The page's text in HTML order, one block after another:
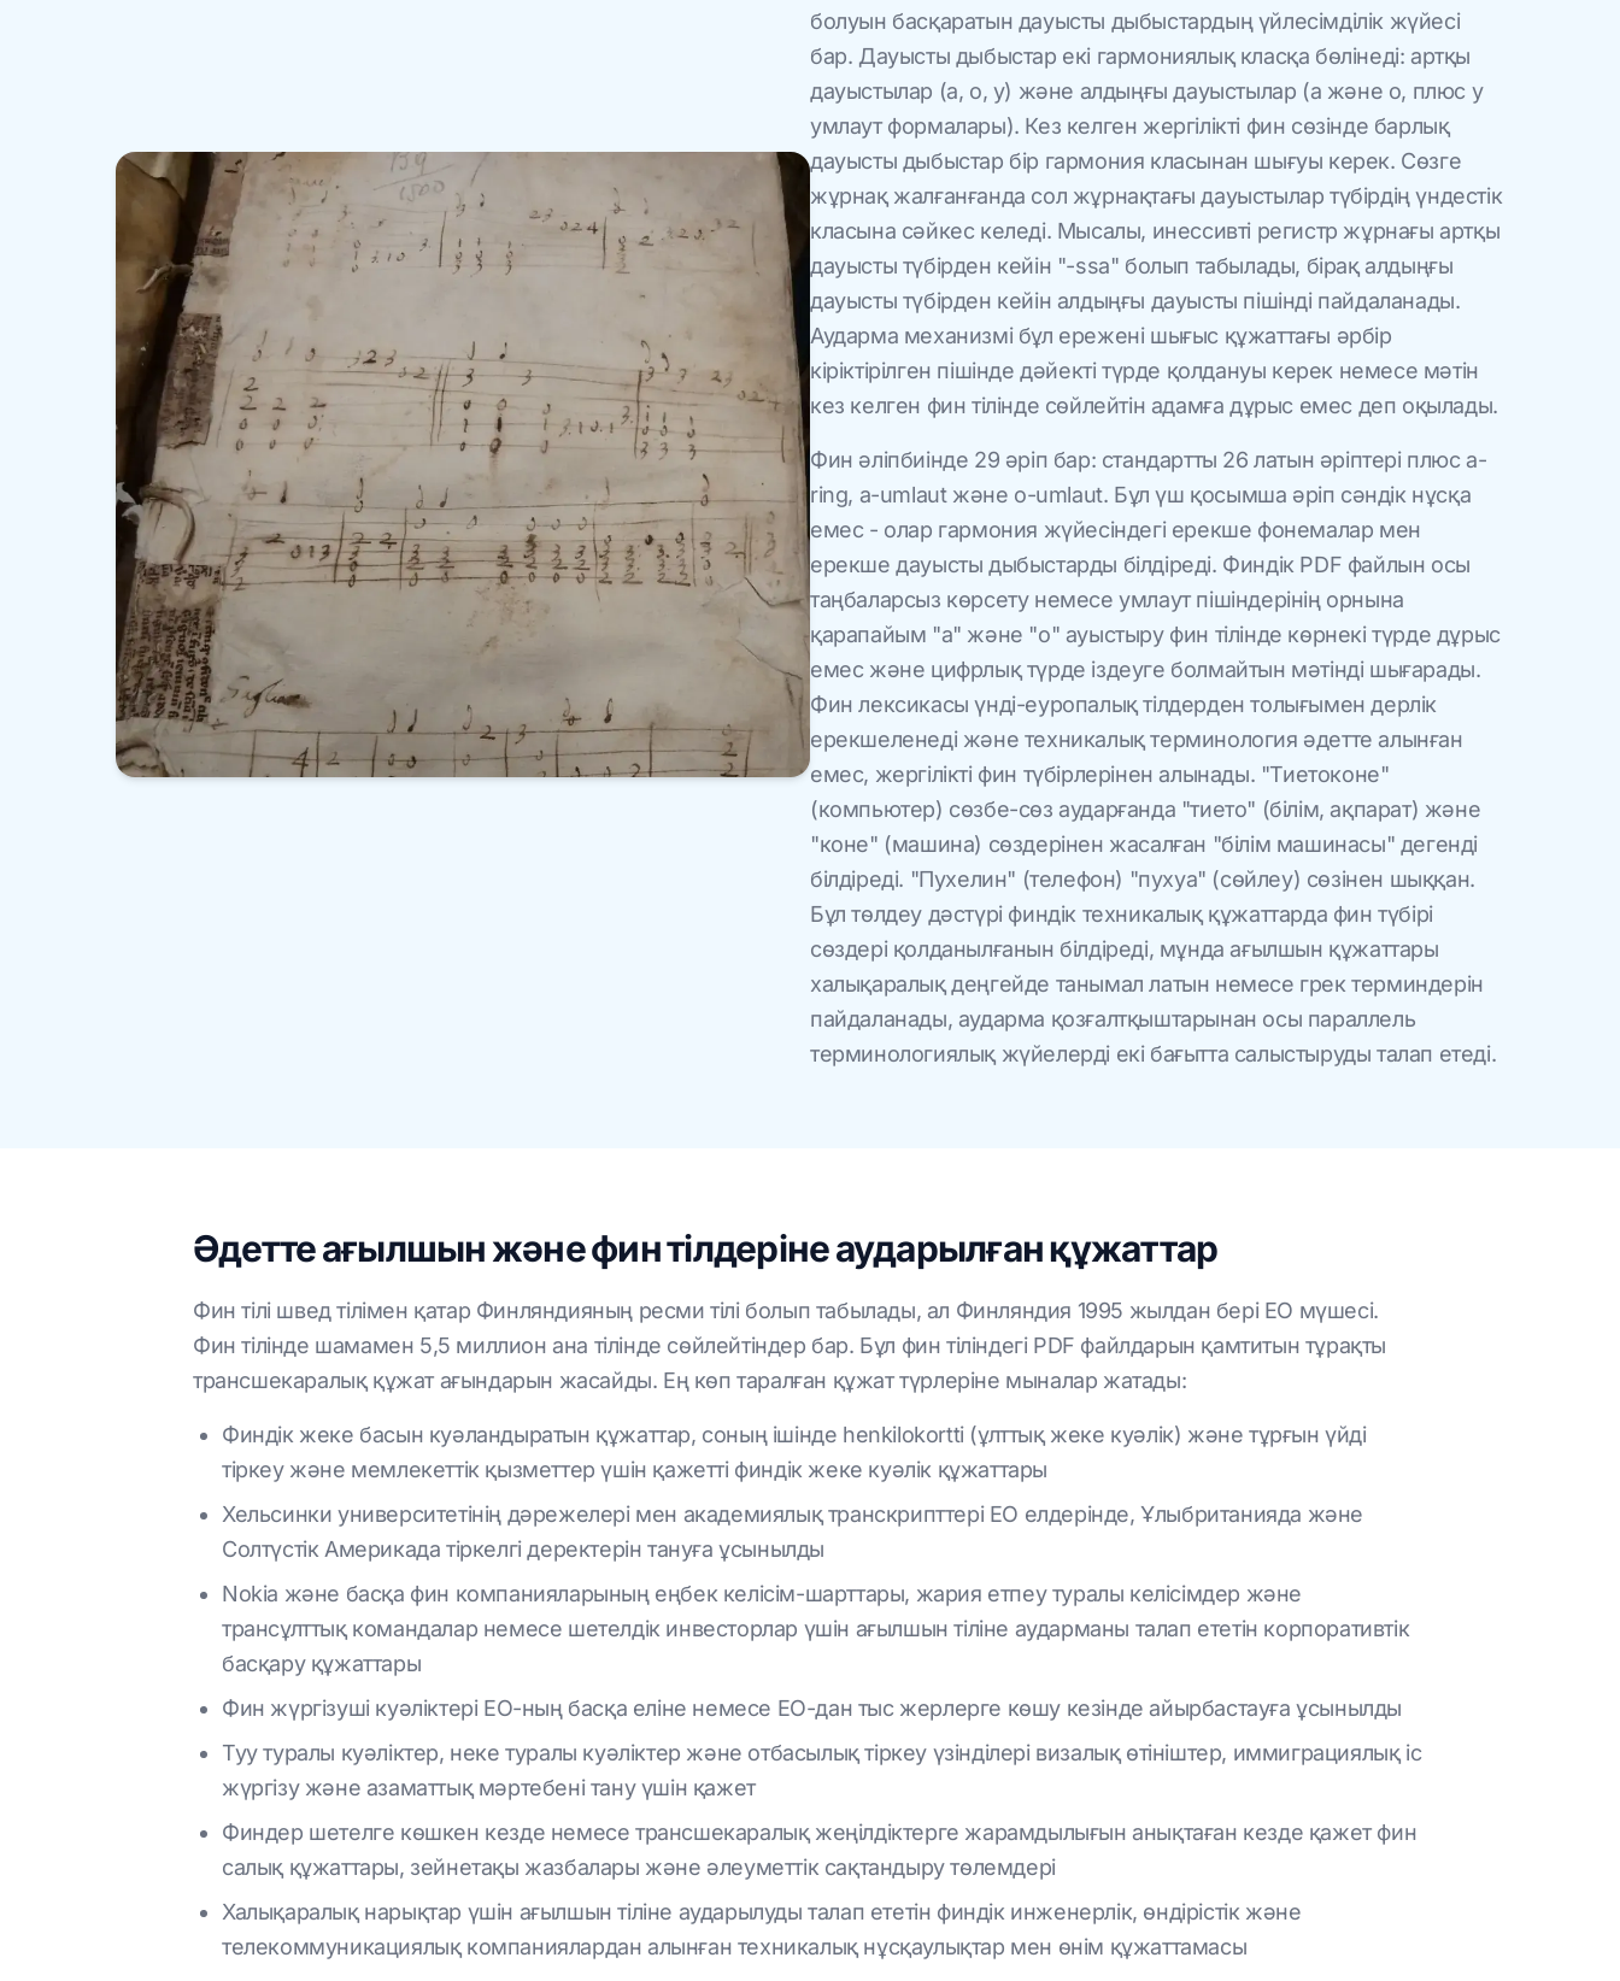
болуын басқаратын дауысты дыбыстардың үйлесімділік жүйесі
бар. Дауысты дыбыстар екі гармониялық класқа бөлінеді: артқы
дауыстылар (а, о, у) және алдыңғы дауыстылар (а және о, плюс y
умлаут формалары). Кез келген жергілікті фин сөзінде барлық
дауысты дыбыстар бір гармония класынан шығуы керек. Сөзге
жұрнақ жалғанғанда сол жұрнақтағы дауыстылар түбірдің үндестік
класына сәйкес келеді. Мысалы, инессивті регистр жұрнағы артқы
дауысты түбірден кейін "-ssa" болып табылады, бірақ алдыңғы
дауысты түбірден кейін алдыңғы дауысты пішінді пайдаланады.
Аударма механизмі бұл ережені шығыс құжаттағы әрбір
кіріктірілген пішінде дәйекті түрде қолдануы керек немесе мәтін
кез келген фин тілінде сөйлейтін адамға дұрыс емес деп оқылады.
Фин әліпбиінде 29 әріп бар: стандартты 26 латын әріптері плюс a-
ring, a-umlaut және o-umlaut. Бұл үш қосымша әріп сәндік нұсқа
емес - олар гармония жүйесіндегі ерекше фонемалар мен
ерекше дауысты дыбыстарды білдіреді. Финдік PDF файлын осы
таңбаларсыз көрсету немесе умлаут пішіндерінің орнына
қарапайым "a" және "o" ауыстыру фин тілінде көрнекі түрде дұрыс
емес және цифрлық түрде іздеуге болмайтын мәтінді шығарады.
Фин лексикасы үнді-еуропалық тілдерден толығымен дерлік
ерекшеленеді және техникалық терминология әдетте алынған
емес, жергілікті фин түбірлерінен алынады. "Тиетоконе"
(компьютер) сөзбе-сөз аударғанда "тието" (білім, ақпарат) және
"коне" (машина) сөздерінен жасалған "білім машинасы" дегенді
білдіреді. "Пухелин" (телефон) "пухуа" (сөйлеу) сөзінен шыққан.
Бұл төлдеу дәстүрі финдік техникалық құжаттарда фин түбірі
сөздері қолданылғанын білдіреді, мұнда ағылшын құжаттары
халықаралық деңгейде танымал латын немесе грек терминдерін
пайдаланады, аударма қозғалтқыштарынан осы параллель
терминологиялық жүйелерді екі бағытта салыстыруды талап етеді.
Әдетте ағылшын және фин тілдеріне аударылған құжаттар
Фин тілі швед тілімен қатар Финляндияның ресми тілі болып табылады, ал Финляндия 1995 жылдан бері ЕО мүшесі.
Фин тілінде шамамен 5,5 миллион ана тілінде сөйлейтіндер бар. Бұл фин тіліндегі PDF файлдарын қамтитын тұрақты
трансшекаралық құжат ағындарын жасайды. Ең көп таралған құжат түрлеріне мыналар жатады:
Финдік жеке басын куәландыратын құжаттар, соның ішінде henkilokortti (ұлттық жеке куәлік) және тұрғын үйді
тіркеу және мемлекеттік қызметтер үшін қажетті финдік жеке куәлік құжаттары
Хельсинки университетінің дәрежелері мен академиялық транскрипттері ЕО елдерінде, Ұлыбританияда және
Солтүстік Америкада тіркелгі деректерін тануға ұсынылды
Nokia және басқа фин компанияларының еңбек келісім-шарттары, жария етпеу туралы келісімдер және
трансұлттық командалар немесе шетелдік инвесторлар үшін ағылшын тіліне аударманы талап ететін корпоративтік
басқару құжаттары
Фин жүргізуші куәліктері ЕО-ның басқа еліне немесе ЕО-дан тыс жерлерге көшу кезінде айырбастауға ұсынылды
Туу туралы куәліктер, неке туралы куәліктер және отбасылық тіркеу үзінділері визалық өтініштер, иммиграциялық іс
жүргізу және азаматтық мәртебені тану үшін қажет
Финдер шетелге көшкен кезде немесе трансшекаралық жеңілдіктерге жарамдылығын анықтаған кезде қажет фин
салық құжаттары, зейнетақы жазбалары және әлеуметтік сақтандыру төлемдері
Халықаралық нарықтар үшін ағылшын тіліне аударылуды талап ететін финдік инженерлік, өндірістік және
телекоммуникациялық компаниялардан алынған техникалық нұсқаулықтар мен өнім құжаттамасы